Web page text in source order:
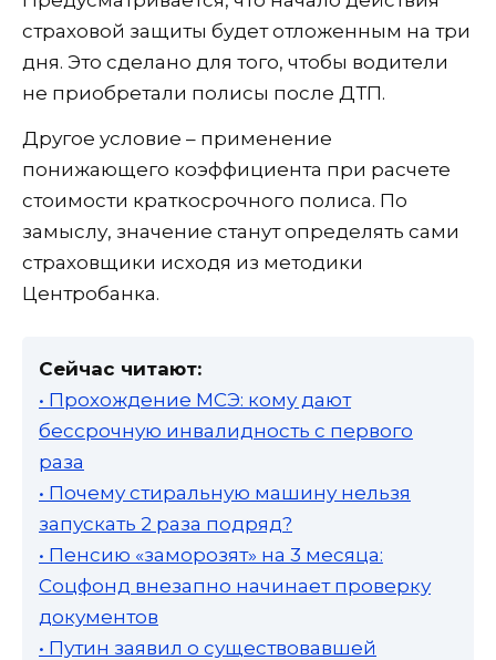
страховой защиты будет отложенным на три
дня. Это сделано для того, чтобы водители
не приобретали полисы после ДТП.
Другое условие – применение
понижающего коэффициента при расчете
стоимости краткосрочного полиса. По
замыслу, значение станут определять сами
страховщики исходя из методики
Центробанка.
Сейчас читают:
• Прохождение МСЭ: кому дают
бессрочную инвалидность с первого
раза
• Почему стиральную машину нельзя
запускать 2 раза подряд?
• Пенсию «заморозят» на 3 месяца:
Соцфонд внезапно начинает проверку
документов
• Путин заявил о существовавшей